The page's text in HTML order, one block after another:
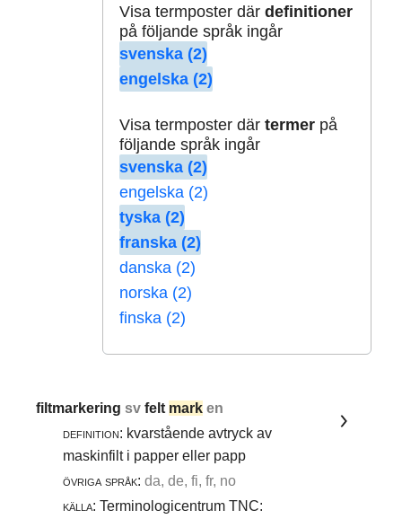
Visa termposter där definitioner
på följande språk ingår
svenska (2)
engelska (2)
Visa termposter där termerpå
följande språk ingår
svenska (2)
engelska (2)
tyska (2)
franska (2)
danska (2)
norska (2)
finska (2)
filtmarkeringsvfelt mark en
definition: kvarstående avtryck av
maskinfilt i papper eller papp
övriga språk: da, de, fi, fr, no
källa: Terminologicentrum TNC: